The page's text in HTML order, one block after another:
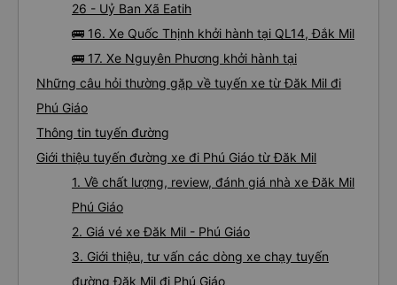
26 - Uỷ Ban Xã Eatih
🚌 16. Xe Quốc Thịnh khởi hành tại QL14, Đắk Mil
🚌 17. Xe Nguyên Phương khởi hành tại
Những câu hỏi thường gặp về tuyến xe từ Đăk Mil đi
Phú Giáo
Thông tin tuyến đường
Giới thiệu tuyến đường xe đi Phú Giáo từ Đăk Mil
1. Về chất lượng, review, đánh giá nhà xe Đăk Mil
Phú Giáo
2. Giá vé xe Đăk Mil - Phú Giáo
3. Giới thiệu, tư vấn các dòng xe chạy tuyến
đường Đăk Mil đi Phú Giáo